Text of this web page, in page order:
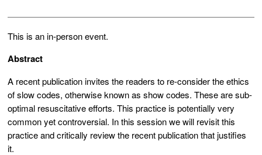
This is an in-person event.
Abstract
A recent publication invites the readers to re-consider the ethics
of slow codes, otherwise known as show codes. These are sub-
optimal resuscitative efforts. This practice is potentially very
common yet controversial. In this session we will revisit this
practice and critically review the recent publication that justifies
it.